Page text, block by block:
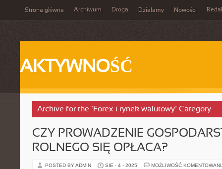
Strona główna Archiwum Droga Działamy Nowości
AKTYWNOŚĆ
Archive for the ‘Forex i rynek walutowy’ Category
CZY PROWADZENIE
ROLNEGO SIĘ OPŁACA?
POSTED BY ADMIN SIE - 4 - 2025 MOŻLIWOŚĆ